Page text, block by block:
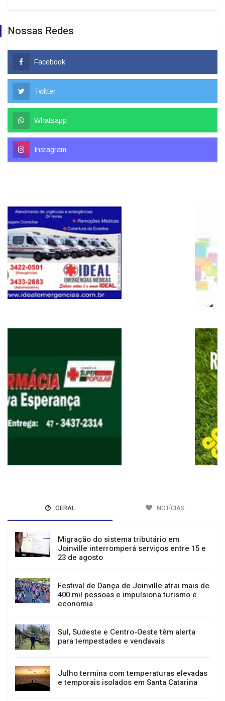
Nossas Redes
Facebook
Twitter
Whatsapp
Instagram
GERAL NOTÍCIAS
Migração do sistema tributário em
Joinville interromperá serviços entre 15 e
23 de agosto
Festival de Dança de Joinville atrai mais de
400 mil pessoas e impulsiona turismo e
economia
Sul, Sudeste e Centro-Oeste têm alerta
para tempestades e vendavais